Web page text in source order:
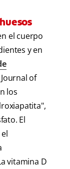
el cuerpo
y en
of
los
El
vitamina D